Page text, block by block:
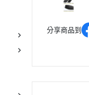
分享商品到